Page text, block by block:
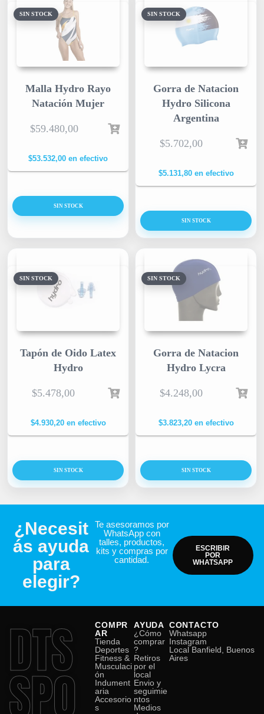
SIN STOCK
Malla Hydro Rayo
Natación Mujer
$59.480,00
$53.532,00 en efectivo
SIN STOCK
SIN STOCK
Gorra de Natacion
Hydro Silicona
Argentina
$5.702,00
$5.131,80en efectivo
SIN STOCK
SIN STOCK
Tapón de Oido Latex
Hydro
$5.478,00
$4.930,20en efectivo
SIN STOCK
SIN STOCK
Gorra de Natacion
Hydro Lycra
$4.248,00
$3.823,20en efectivo
SIN STOCK
¿Necesit
ás ayuda
para
elegir?
Te asesoramos por
WhatsApp con
talles, productos,
kits y compras por
cantidad.
ESCRIBIR
POR
WHATSAPP
DTS
SPO
COMPR
AR
Tienda
Deportes
Fitness &
Musculaci
ón
Indument
aria
Accesorio
s
AYUDA
¿Cómo
comprar
?
Retiros
por el
local
Envio y
seguimie
ntos
Medios
CONTACTO
Whatsapp
Instagram
Local Banfield, Buenos
Aires